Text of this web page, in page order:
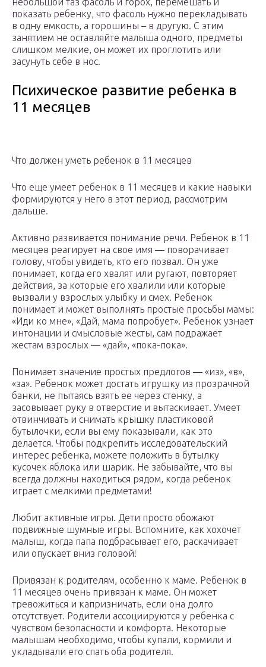
показать ребенку, что фасоль нужно перекладывать
в одну емкость, а горошины – в другую. С этим
занятием не оставляйте малыша одного, предметы
слишком мелкие, он может их проглотить или
засунуть себе в нос.
Психическое развитие ребенка в
11 месяцев
Что должен уметь ребенок в 11 месяцев
Что еще умеет ребенок в 11 месяцев и какие навыки
формируются у него в этот период, рассмотрим
дальше.
Активно развивается понимание речи. Ребенок в 11
месяцев реагирует на свое имя — поворачивает
голову, чтобы увидеть, кто его позвал. Он уже
понимает, когда его хвалят или ругают, повторяет
действия, за которые его хвалили или которые
вызвали у взрослых улыбку и смех. Ребенок
понимает и может выполнять простые просьбы мамы:
«Иди ко мне», «Дай, мама попробует». Ребенок узнает
интонации и смысловые жесты, сам подражает
жестам взрослых — «дай», «пока-пока».
Понимает значение простых предлогов — «из», «в»,
«за». Ребенок может достать игрушку из прозрачной
банки, не пытаясь взять ее через стенку, а
засовывает руку в отверстие и вытаскивает. Умеет
отвинчивать и снимать крышку пластиковой
бутылочки, если вы ему показывали, как это
делается. Чтобы подкрепить исследовательский
интерес ребенка, можете положить в бутылку
кусочек яблока или шарик. Не забывайте, что вы
всегда должны находиться рядом, когда ребенок
играет с мелкими предметами!
Любит активные игры. Дети просто обожают
подвижные шумные игры. Вспомните, как хохочет
малыш, когда папа подбрасывает его, раскачивает
или опускает вниз головой!
Привязан к родителям, особенно к маме. Ребенок в
11 месяцев очень привязан к маме. Он может
тревожиться и капризничать, если она долго
отсутствует. Родители ассоциируются у ребенка с
чувством безопасности и комфорта. Некоторые
малышам необходимо, чтобы купали, кормили и
укладывали его спать оба родителя.